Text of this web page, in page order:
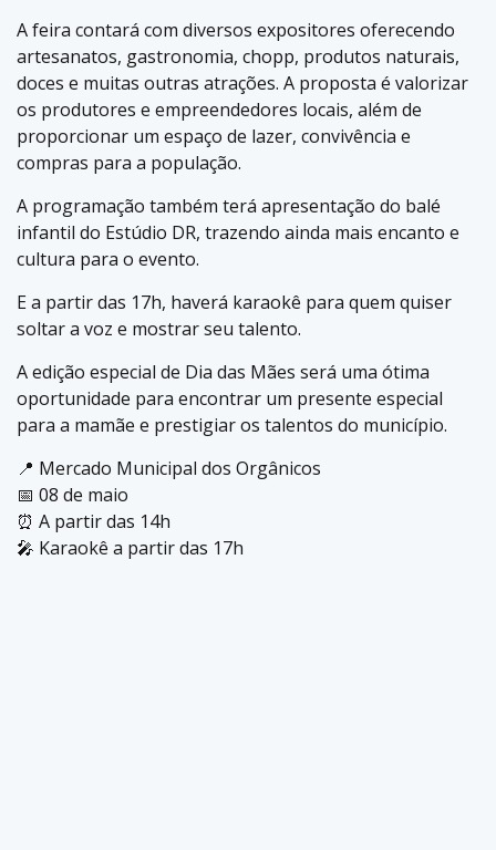
A feira contará com diversos expositores oferecendo
artesanatos, gastronomia, chopp, produtos naturais,
doces e muitas outras atrações. A proposta é valorizar
os produtores e empreendedores locais, além de
proporcionar um espaço de lazer, convivência e
compras para a população.
A programação também terá apresentação do balé
infantil do Estúdio DR, trazendo ainda mais encanto e
cultura para o evento.
E a partir das 17h, haverá karaokê para quem quiser
soltar a voz e mostrar seu talento.
A edição especial de Dia das Mães será uma ótima
oportunidade para encontrar um presente especial
para a mamãe e prestigiar os talentos do município.
📍 Mercado Municipal dos Orgânicos
📅 08 de maio
⏰ A partir das 14h
🎤 Karaokê a partir das 17h